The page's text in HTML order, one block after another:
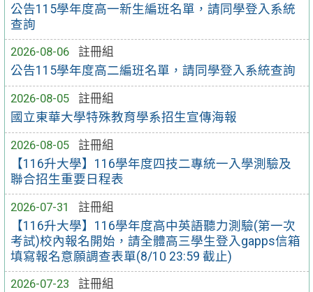
公告115學年度高一新生編班名單，請同學登入系統
查詢
2026-08-06
註冊組
公告115學年度高二編班名單，請同學登入系統查詢
2026-08-05
註冊組
國立東華大學特殊教育學系招生宣傳海報
2026-08-05
註冊組
【116升大學】116學年度四技二專統一入學測驗及
聯合招生重要日程表
2026-07-31
註冊組
【116升大學】116學年度高中英語聽力測驗(第一次
考試)校內報名開始，請全體高三學生登入gapps信箱
填寫報名意願調查表單(8/10 23:59 截止)
2026-07-23
註冊組